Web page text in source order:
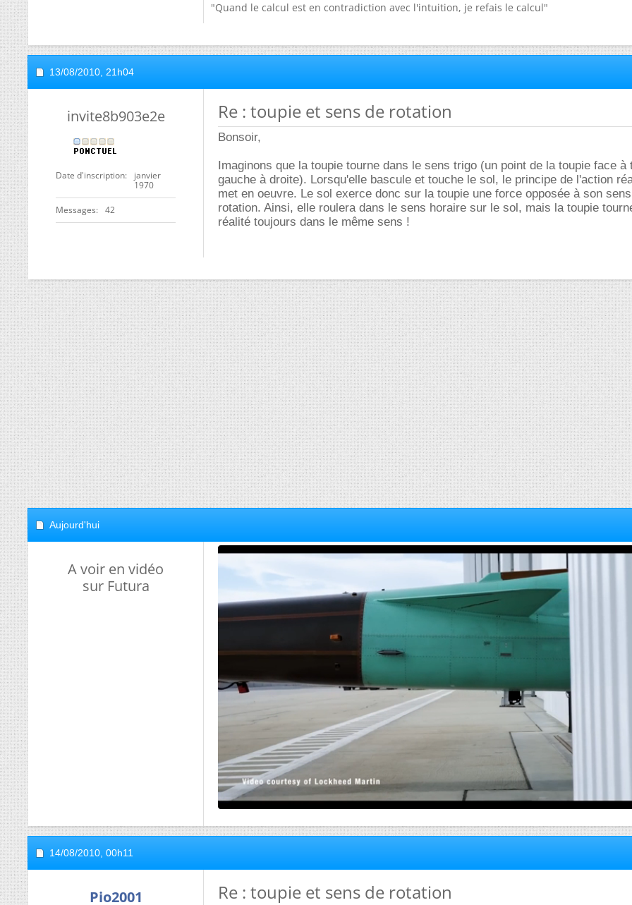
"Quand le calcul est en contradiction avec l'intuition, je refais le calcul"
13/08/2010, 21h04
invite8b903e2e
Date d'inscription
janvier
1970
Messages 42
Re : toupie et sens de rotation
Bonsoir,
Imaginons que la toupie tourne dans le sens trigo (un point de la toupie face à
gauche à droite). Lorsqu'elle bascule et touche le sol, le principe de l'action
met en oeuvre. Le sol exerce donc sur la toupie une force opposée à son
rotation. Ainsi, elle roulera dans le sens horaire sur le sol, mais la toupie
réalité toujours dans le même sens !
Aujourd'hui
A voir en vidéo
sur Futura
14/08/2010, 00h11
Pio2001 Re : toupie et sens de rotation